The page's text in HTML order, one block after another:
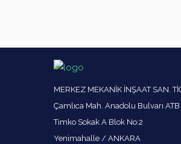
MERKEZ MEKANİK İNŞAAT SAN.
Çamlıca Mah. Anadolu Bulvarı ATB
Timko Sokak A Blok No:2
Yenimahalle / ANKARA